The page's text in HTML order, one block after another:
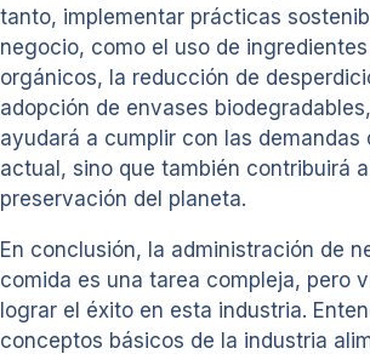
tanto, implementar prácticas
negocio, como el uso de
orgánicos, la reducción de
adopción de envases
ayudará a cumplir con las demandas
actual, sino que también contribuirá
preservación del planeta.
En conclusión, la administración de
comida es una tarea compleja, pero
lograr el éxito en esta industria.
conceptos básicos de la industria